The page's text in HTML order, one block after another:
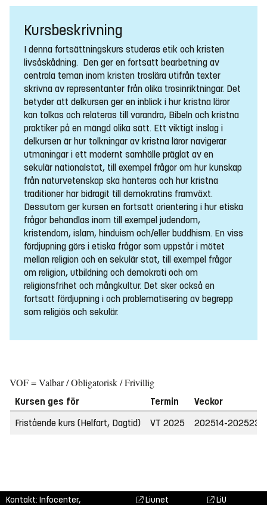
Kursbeskrivning
I denna fortsättningskurs studeras etik och kristen
livsåskådning. Den ger en fortsatt bearbetning av
centrala teman inom kristen troslära utifrån texter
skrivna av representanter från olika trosinriktningar. Det
betyder att delkursen ger en inblick i hur kristna läror
kan tolkas och relateras till varandra, Bibeln och kristna
praktiker på en mängd olika sätt. Ett viktigt inslag i
delkursen är hur tolkningar av kristna läror navigerar
utmaningar i ett modernt samhälle präglat av en
sekulär nationalstat, till exempel frågor om hur kunskap
från naturvetenskap ska hanteras och hur kristna
traditioner har bidragit till demokratins framväxt.
Dessutom ger kursen en fortsatt orientering i hur etiska
frågor behandlas inom till exempel judendom,
kristendom, islam, hinduism och/eller buddhism. En viss
fördjupning görs i etiska frågor som uppstår i mötet
mellan religion och en sekulär stat, till exempel frågor
om religion, utbildning och demokrati och om
religionsfrihet och mångkultur. Det sker också en
fortsatt fördjupning i och problematisering av begrepp
som religiös och sekulär.
VOF = Valbar / Obligatorisk / Frivillig
Kursen ges för Termin
Veckor
Fristående kurs (Helfart, Dagtid)
VT 2025 202514-202523
Kontakt: Infocenter, Liunet LiU